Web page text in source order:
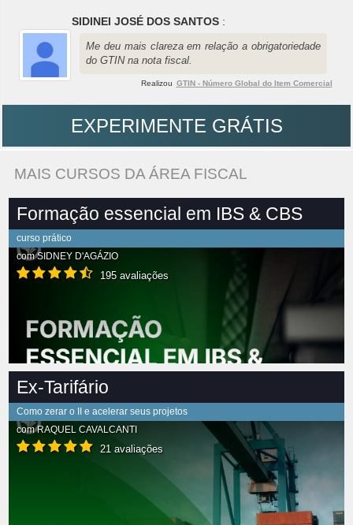
SIDINEI JOSÉ DOS SANTOS :
Me deu mais clareza em relação a obrigatoriedade
do GTIN na nota fiscal.
Realizou GTIN - Número Global do Item Comercial
EXPERIMENTE GRÁTIS
MAIS CURSOS DA ÁREA FISCAL
Formação essencial em IBS & CBS
curso prático
comSIDNEY D'AGÁZIO
195 avaliações
Ex-Tarifário
Como zerar o II e acelerar seus projetos
comRAQUEL CAVALCANTI
21 avaliações